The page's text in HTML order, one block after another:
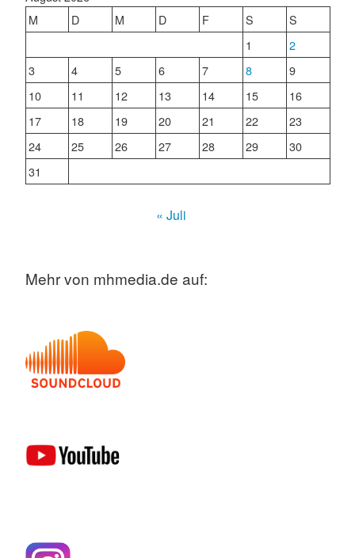
M
D M D F S
S
1
2
3
4 5 6 7 8
9
10
11 12 13 14 15
16
17
18 19 20 21 22
23
24
25 26 27 28 29
30
31
« Juli
Mehr von mhmedia.de auf: